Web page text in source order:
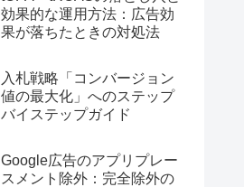
効果的な運用方法：広告効
果が落ちたときの対処法
入札戦略「コンバージョン
値の最大化」へのステップ
バイステップガイド
Google広告のアプリプレー
スメント除外：完全除外の